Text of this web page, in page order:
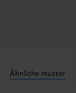
Socken und
Die Lieferzeit
versandt
Du hast
Ähnliche muster